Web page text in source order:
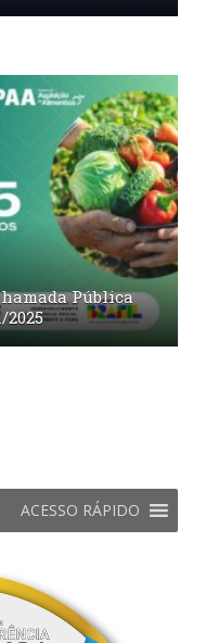
Pública
2025
ACESSO RÁPIDO